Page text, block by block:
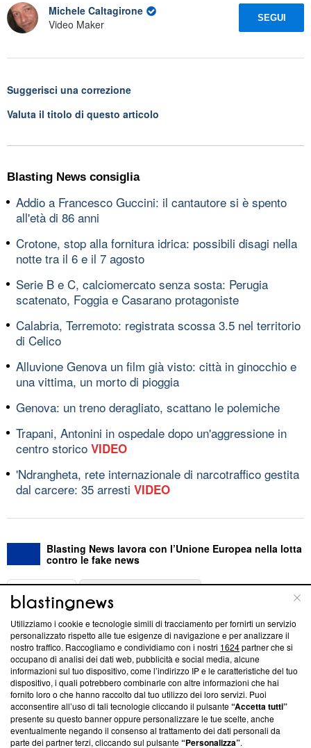
Michele Caltagirone
Video Maker
SEGUI
Suggerisci una correzione
Valuta il titolo di questo articolo
Blasting News consiglia
Addio a Francesco Guccini: il cantautore si è spento
all'età di 86 anni
Crotone, stop alla fornitura idrica: possibili disagi nella
notte tra il 6 e il 7 agosto
Serie B e C, calciomercato senza sosta: Perugia
scatenato, Foggia e Casarano protagoniste
Calabria, Terremoto: registrata scossa 3.5 nel territorio
di Celico
Alluvione Genova un film già visto: città in ginocchio e
una vittima, un morto di pioggia
Genova: un treno deragliato, scattano le polemiche
Trapani, Antonini in ospedale dopo un'aggressione in
centro storico VIDEO
'Ndrangheta, rete internazionale di narcotraffico gestita
dal carcere: 35 arresti VIDEO
Blasting News lavora con l’Unione Europea nella lotta
contro le fake news
ABOUT
Questa sezione offre informazioni trasparenti su Blasting
News, sui nostri processi editoriali e su come ci impegniamo a
creare news di qualità. Inoltre, afferma la nostra aderenza a
‘Trust Project - News with Integrity’Blasting News non è
ancora membro del programma, ma ha richiesto di farne
parte; Trust Project non ha ancora effettuato una verifica di
conformità agli standard.
Utilizziamo i cookie e tecnologie simili di tracciamento per fornirti un servizio
personalizzato rispetto alle tue esigenze di navigazione e per analizzare il
nostro traffico. Raccogliamo e condividiamo con i nostri 1624partner che si
occupano di analisi dei dati web, pubblicità e social media, alcune
informazioni sul tuo dispositivo, come l’indirizzo IP e le caratteristiche del tuo
dispositivo, i quali potrebbero combinarle con altre informazioni che hai
fornito loro o che hanno raccolto dal tuo utilizzo dei loro servizi. Puoi
acconsentire all’uso di tali tecnologie cliccando il pulsante“Accetta tutti”
presente su questo banner oppure personalizzare le tue scelte, anche
eventualmente negando il consenso al trattamento dei dati personali da
parte dei partner terzi, cliccando sul pulsante“Personalizza”.